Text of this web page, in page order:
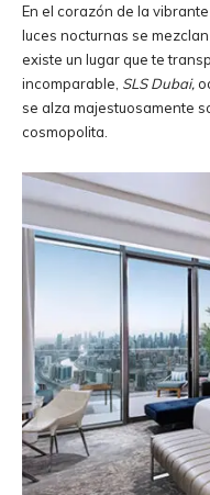
En el corazón de la
luces nocturnas se
existe un lugar que te
incomparable, SLS Dubai,
se alza majestuosamente
cosmopolita.